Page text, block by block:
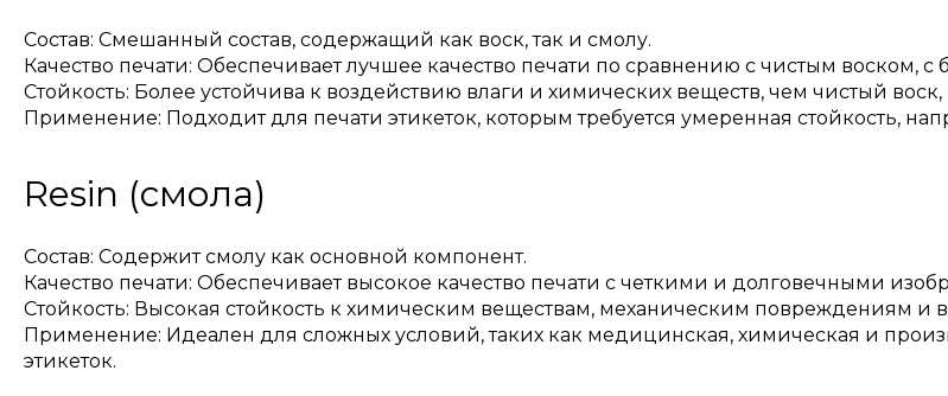
Состав: Смешанный состав, содержащий как воск, так и смолу.
Качество печати: Обеспечивает лучшее качество печати по сравнению с чистым воском, с
Стойкость: Более устойчива к воздействию влаги и химических веществ, чем чистый
Применение: Подходит для печати этикеток, которым требуется умеренная стойкость,
Resin (смола)
Состав: Содержит смолу как основной компонент.
Качество печати: Обеспечивает высокое качество печати с четкими и долговечными
Стойкость: Высокая стойкость к химическим веществам, механическим повреждениям и
Применение: Идеален для сложных условий, таких как медицинская, химическая и
этикеток.